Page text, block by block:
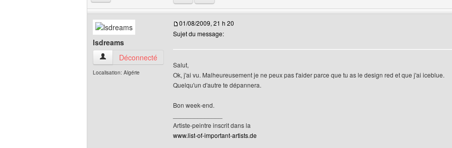
lsdreams
lsdreams Voir le profil de l'utilisateur
Déconnecté
Localisation: Algérie
01/08/2009, 21 h 20
Sujet du message:
Salut,
Ok, j'ai vu. Malheureusement je ne peux pas t'aider parce que tu as le design red et que j'ai iceblue.
Quelqu'un d'autre te dépannera.
Bon week-end.
Artiste-peintre inscrit dans la
www.list-of-important-artists.de